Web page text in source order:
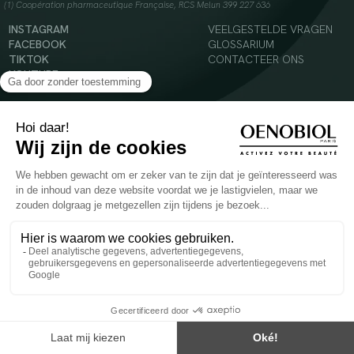
(1) Coopération pharmaceutique Française, RCS Melun 399 227 636
INSTAGRAM
FACEBOOK
TIKTOK
YOUTUBE
VEELGESTELDE VRAGEN
GLOSSARIUM
CONTACTEER ONS
© 2024 Oenobiol Paris
evenwichtige voeding en een gezonde levensstijl. Aanbevolen dagelijkse dosis niet
overschrijden. Enkel voor volwassenen, buiten het bereik van kinderen houden.